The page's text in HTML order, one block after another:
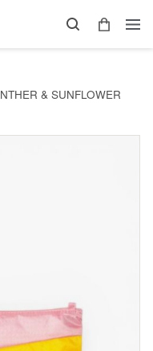
& SUNFLOWER